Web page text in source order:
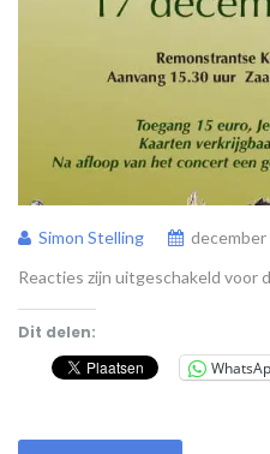
Simon Stelling december
Reacties zijn uitgeschakeld voor
Dit delen: